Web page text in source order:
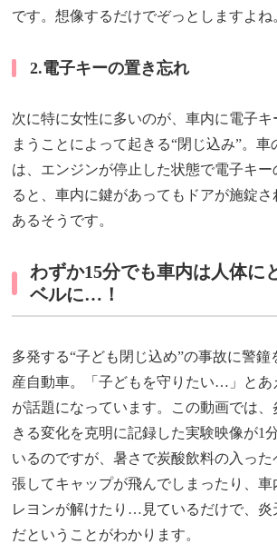
です。想像するだけでぞっとしますよね
2.電子キーの置き忘れ
次に特に女性に多いのが、車内に電子キ
まうことによって起きる“閉じ込み”。車
は、エンジンが停止した状態で電子キ
ると、車内に鍵があってもドアが施錠
あるそうです。
わずか15分でも車内は人体に
ベルに…！
多発する“子ども閉じ込め”の事故に警鐘
産自動車。「子どもを守りたい…」とあ
が話題になっています。この動画では
きる変化を克明に記録した実験映像が1
いるのですが、暑さで炭酸飲料の入っ
張してキャップが飛んでしまったり、車
レヨンが解けたり…見ているだけで、炎
だということがわかります。